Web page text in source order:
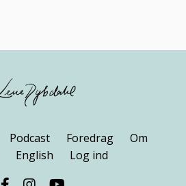
Podcast Foredrag
Om
English Log ind